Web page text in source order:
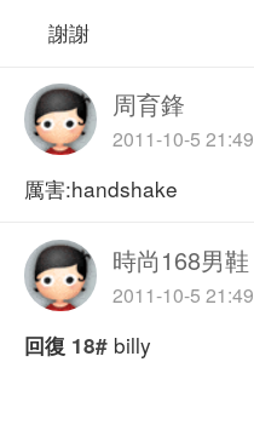
謝謝
周育鋒
2011-10-5 21:49
厲害:handshake
時尚168男鞋
2011-10-5 21:49
回復 18# billy